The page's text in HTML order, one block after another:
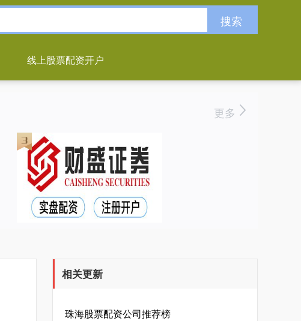
搜索
线上股票配资开户
更多
相关更新
珠海股票配资公司推荐榜